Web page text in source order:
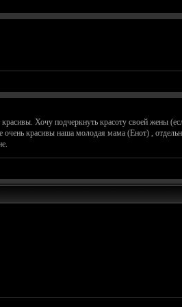
Хочу подчеркнуть красоту своей жены
красивы наша молодая мама (Енот) ,